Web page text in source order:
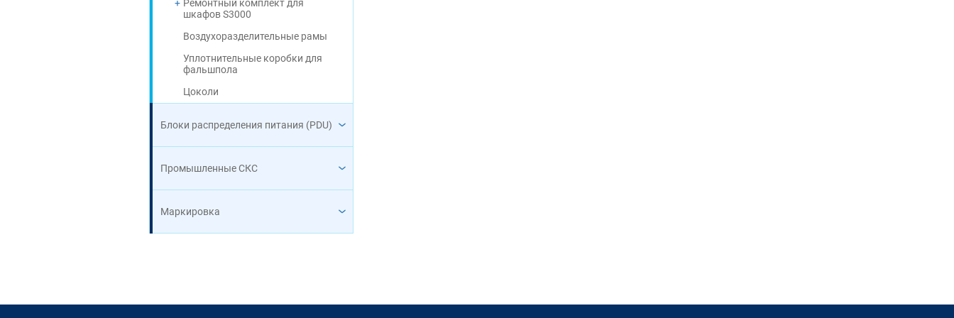
Ремонтный комплект для
шкафов S3000
Воздухоразделительные рамы
Уплотнительные коробки для
фальшпола
Цоколи
Блоки распределения питания (PDU)
Промышленные СКС
Маркировка